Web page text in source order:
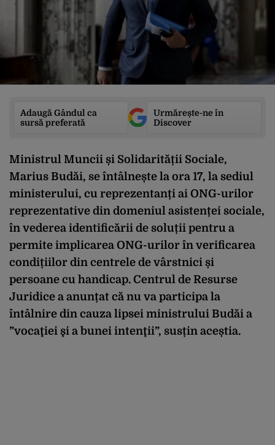
Adaugă Gândul ca
sursă preferată
Urmărește-ne în
Discover
Ministrul Muncii și Solidarității Sociale,
Marius Budăi, se întâlnește la ora 17, la sediul
ministerului, cu reprezentanți ai ONG-urilor
reprezentative din domeniul asistenței sociale,
în vederea identificării de soluții pentru a
permite implicarea ONG-urilor în verificarea
condițiilor din centrele de vârstnici și
persoane cu handicap. Centrul de Resurse
Juridice a anunțat că nu va participa la
întâlnire din cauza lipsei ministrului Budăi a
”vocaţiei şi a bunei intenţii”, susțin aceștia.